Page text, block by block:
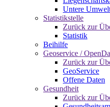
Untere
Statistikstelle
Zurück zur
Statistik
Beihilfe
Geoservice /
Zurück zur
GeoService
Offene Daten
Gesundheit
Zurück zur